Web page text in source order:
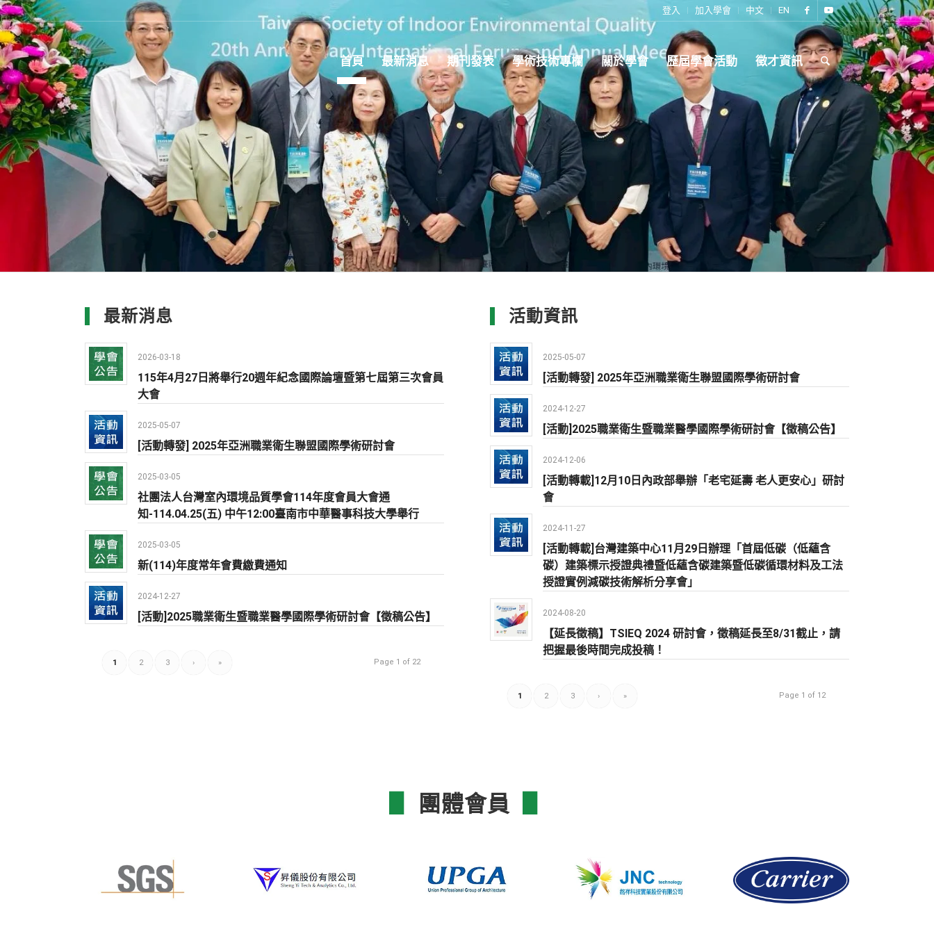
登入 加入學會 中文 EN
首頁 最新消息 期刊發表 學術技術專欄 關於學會 歷屆學會活動 徵才資訊
最新消息
2026-03-18
115年4月27日將舉行20週年紀念國際論壇暨第七屆第三次會員
大會
2025-05-07
[活動轉發] 2025年亞洲職業衛生聯盟國際學術研討會
2025-03-05
社團法人台灣室內環境品質學會114年度會員大會通
知-114.04.25(五) 中午12:00臺南市中華醫事科技大學舉行
2025-03-05
新(114)年度常年會費繳費通知
2024-12-27
[活動]2025職業衛生暨職業醫學國際學術研討會【徵稿公告】
Page 1 of 22
1 2 3 › »
活動資訊
2025-05-07
[活動轉發] 2025年亞洲職業衛生聯盟國際學術研討會
2024-12-27
[活動]2025職業衛生暨職業醫學國際學術研討會【徵稿公告】
2024-12-06
[活動轉載]12月10日內政部舉辦「老宅延壽 老人更安心」研討
會
2024-11-27
[活動轉載]台灣建築中心11月29日辦理「首屆低碳（低蘊含
碳）建築標示授證典禮暨低蘊含碳建築暨低碳循環材料及工法
授證實例減碳技術解析分享會」
2024-08-20
【延長徵稿】TSIEQ 2024 研討會，徵稿延長至8/31截止，請
把握最後時間完成投稿！
Page 1 of 12
1 2 3 › »
團體會員